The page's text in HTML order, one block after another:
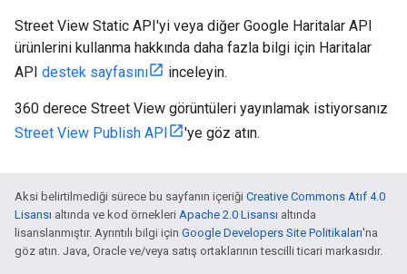
Street View Static API'yi veya diğer Google Haritalar API
ürünlerini kullanma hakkında daha fazla bilgi için Haritalar
API destek sayfasını inceleyin.
360 derece Street View görüntüleri yayınlamak istiyorsanız
Street View Publish API
'ye göz atın.
Aksi belirtilmediği sürece bu sayfanın içeriği Creative Commons Atıf 4.0
Lisansı altında ve kod örnekleri Apache 2.0 Lisansı altında
lisanslanmıştır. Ayrıntılı bilgi için Google Developers Site Politikaları'na
göz atın. Java, Oracle ve/veya satış ortaklarının tescilli ticari markasıdır.